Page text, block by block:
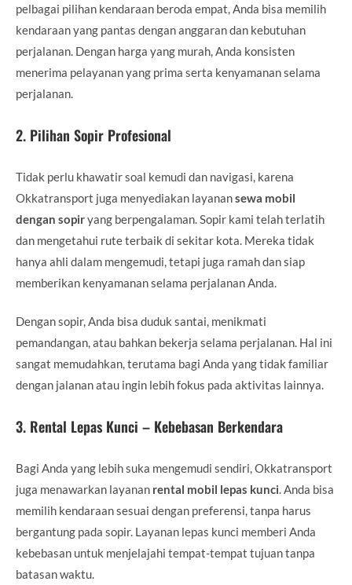
pelbagai pilihan kendaraan beroda empat, Anda bisa memilih
kendaraan yang pantas dengan anggaran dan kebutuhan
perjalanan. Dengan harga yang murah, Anda konsisten
menerima pelayanan yang prima serta kenyamanan selama
perjalanan.
2. Pilihan Sopir Profesional
Tidak perlu khawatir soal kemudi dan navigasi, karena
Okkatransport juga menyediakan layanansewa mobil
dengan sopiryang berpengalaman. Sopir kami telah terlatih
dan mengetahui rute terbaik di sekitar kota. Mereka tidak
hanya ahli dalam mengemudi, tetapi juga ramah dan siap
memberikan kenyamanan selama perjalanan Anda.
Dengan sopir, Anda bisa duduk santai, menikmati
pemandangan, atau bahkan bekerja selama perjalanan. Hal ini
sangat memudahkan, terutama bagi Anda yang tidak familiar
dengan jalanan atau ingin lebih fokus pada aktivitas lainnya.
3. Rental Lepas Kunci – Kebebasan Berkendara
Bagi Anda yang lebih suka mengemudi sendiri, Okkatransport
juga menawarkan layanan rental mobil lepas kunci. Anda bisa
memilih kendaraan sesuai dengan preferensi, tanpa harus
bergantung pada sopir. Layanan lepas kunci memberi Anda
kebebasan untuk menjelajahi tempat-tempat tujuan tanpa
batasan waktu.